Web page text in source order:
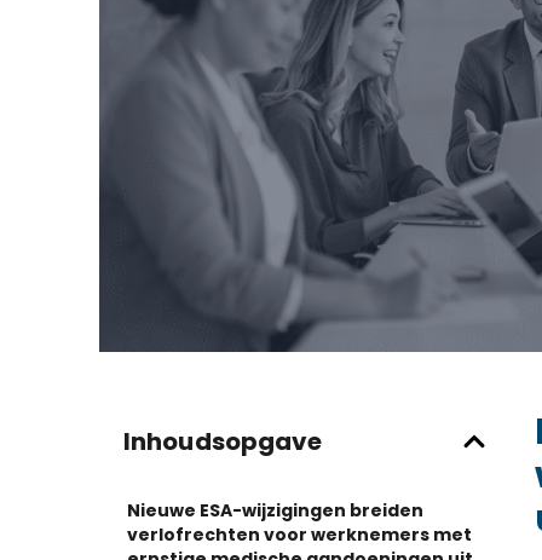
Inhoudsopgave
Nieuwe ESA-wijzigingen breiden
verlofrechten voor werknemers met